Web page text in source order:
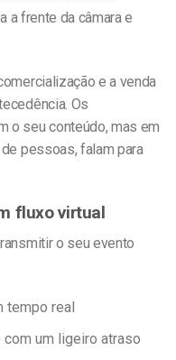
a frente da câmara e
e a venda
Os
o seu conteúdo, mas em
pessoas, falam para
fluxo virtual
o seu evento
tempo real
um ligeiro atraso